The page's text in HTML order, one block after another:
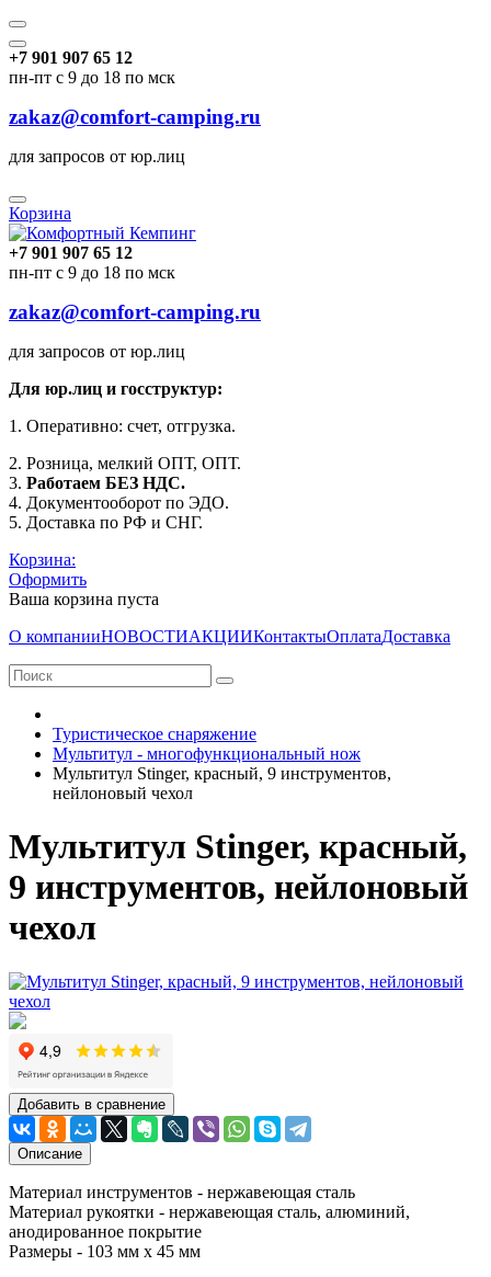
+7 901 907 65 12
пн-пт с 9 до 18 по мск
zakaz@comfort-camping.ru
для запросов от юр.лиц
Корзина
+7 901 907 65 12
пн-пт с 9 до 18 по мск
zakaz@comfort-camping.ru
для запросов от юр.лиц
Для юр.лиц и госструктур:
1. Оперативно: счет, отгрузка.
2. Розница, мелкий ОПТ, ОПТ.
3. Работаем БЕЗ НДС.
4. Документооборот по ЭДО.
5. Доставка по РФ и СНГ.
Корзина:
Оформить
Ваша корзина пуста
О компанииНОВОСТИАКЦИИКонтактыОплатаДоставка
Туристическое снаряжение
Мультитул - многофункциональный нож
Мультитул Stinger, красный, 9 инструментов,
нейлоновый чехол
Мультитул Stinger, красный,
9 инструментов, нейлоновый
чехол
Добавить в сравнение
Описание
Материал инструментов - нержавеющая сталь
Материал рукоятки - нержавеющая сталь, алюминий,
анодированное покрытие
Размеры - 103 мм х 45 мм